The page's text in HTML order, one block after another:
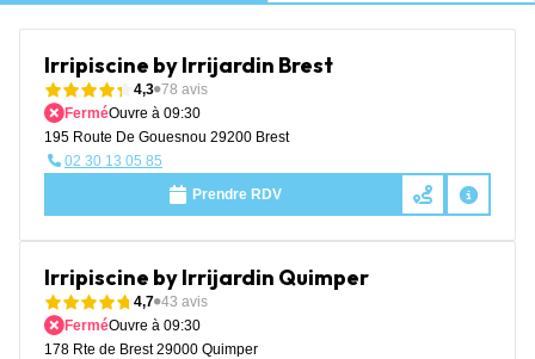
Irripiscine by Irrijardin Brest
4,3 78 avis
FerméOuvre à 09:30
195 Route De Gouesnou 29200 Brest
02 30 13 05 85
Prendre RDV
Irripiscine by Irrijardin Quimper
4,7 43 avis
FerméOuvre à 09:30
178 Rte de Brest 29000 Quimper